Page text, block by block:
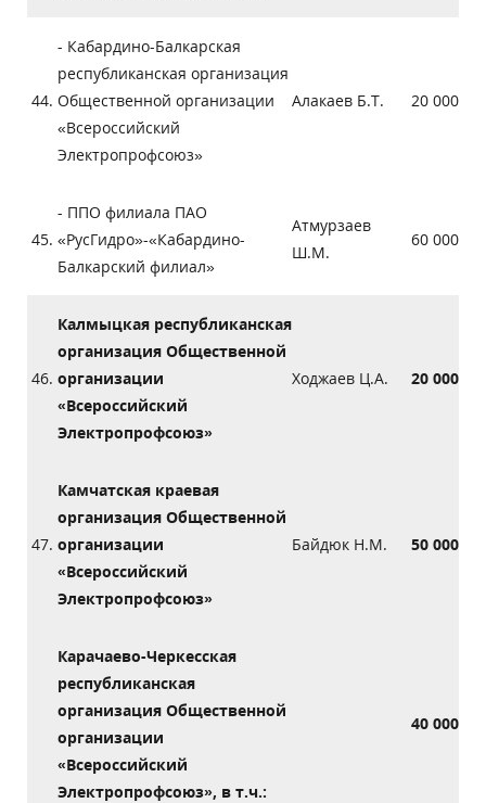
44.
- Кабардино-Балкарская
республиканская организация
Общественной организации
«Всероссийский
Электропрофсоюз»
Алакаев Б.Т. 20 000
45.
- ППО филиала ПАО
«РусГидро»-«Кабардино-
Балкарский филиал»
Атмурзаев
Ш.М.
60 000
46.
Калмыцкая республиканская
организация Общественной
организации
«Всероссийский
Электропрофсоюз»
Ходжаев Ц.А. 20 000
47.
Камчатская краевая
организация Общественной
организации
«Всероссийский
Электропрофсоюз»
Байдюк Н.М. 50 000
Карачаево-Черкесская
республиканская
организация Общественной
организации
«Всероссийский
Электропрофсоюз», в т.ч.:
40 000